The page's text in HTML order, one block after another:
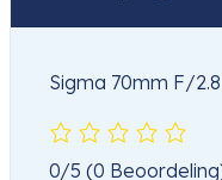
Sigma 70mm F/
0/5 (0